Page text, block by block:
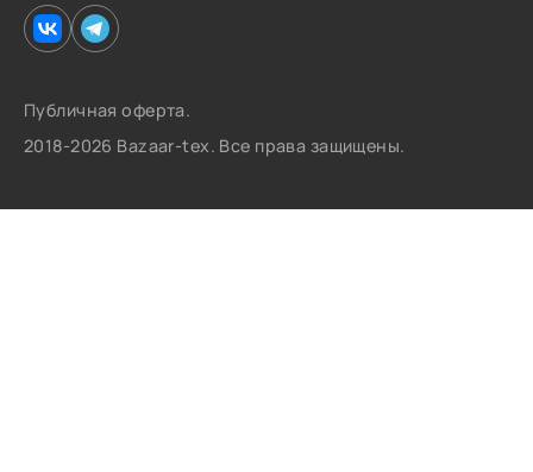
Публичная оферта.
2018-2026 Bazaar-tex. Все права защищены.